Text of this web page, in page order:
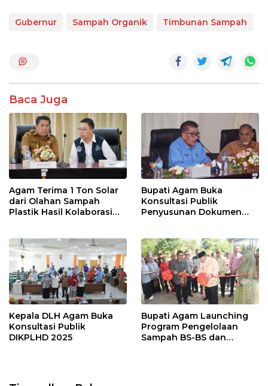
e
o
k
ittat
p
e ar
Gubernur Sampah Organik Timbunan Sampah
Baca Juga
Agam Terima 1 Ton Solar
dari Olahan Sampah
Plastik Hasil Kolaborasi
Bupati Agam Buka
Konsultasi Publik
Penyusunan Dokumen
Kepala DLH Agam Buka
Konsultasi Publik
DIKPLHD 2025
Bupati Agam Launching
Program Pengelolaan
Sampah BS-BS dan